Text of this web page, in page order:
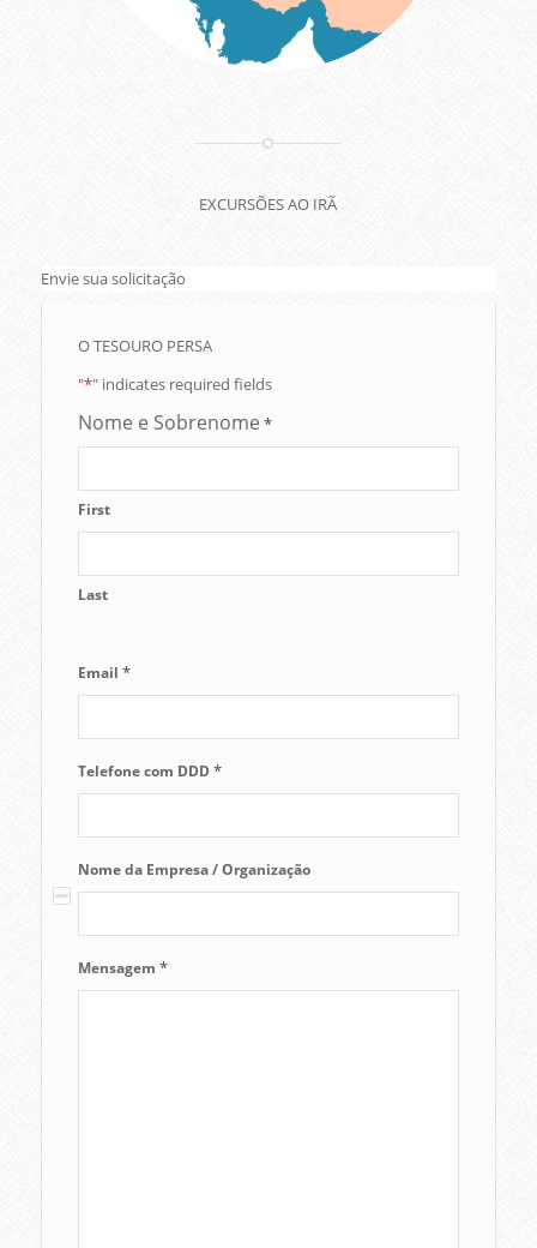
EXCURSÕES AO IRÃ
Envie sua solicitação
O TESOURO PERSA
"*" indicates required fields
Nome e Sobrenome *
First
Last
Email *
Telefone com DDD *
Nome da Empresa / Organização
Mensagem *